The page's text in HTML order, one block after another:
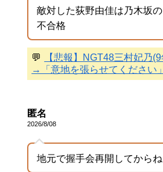
敵対した荻野由佳は乃木坂
不合格
💬
【悲報】NGT48三村妃乃
→「意地を張らせてください
匿名
2026/8/08
地元で握手会再開してからね